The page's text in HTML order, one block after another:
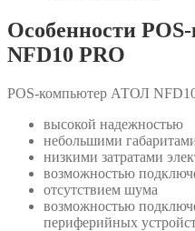
Особенности
NFD10 PRO
POS-компьютер АТОЛ NFD10
высокой надежностью
небольшими
низкими затратами
возможностью
отсутствием шума
возможностью
периферийных